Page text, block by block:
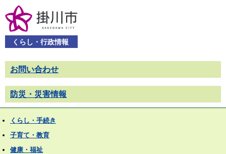
くらし・行政情報
お問い合わせ
防災・災害情報
くらし・手続き
子育て・教育
健康・福祉